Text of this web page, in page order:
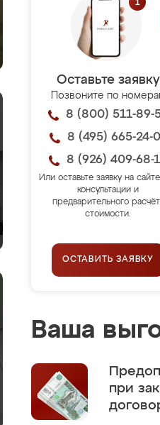
Оставьте заявку
Позвоните по
8 (800) 511-89-
8 (495) 665-24-
8 (926) 409-68-
Или оставьте заявку на
консультации и
предварительного
стоимости.
ОСТАВИТЬ ЗАЯВКУ
Ваша
при